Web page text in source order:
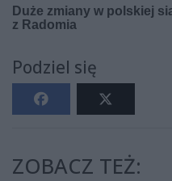
Podziel się
ZOBACZ TEŻ: